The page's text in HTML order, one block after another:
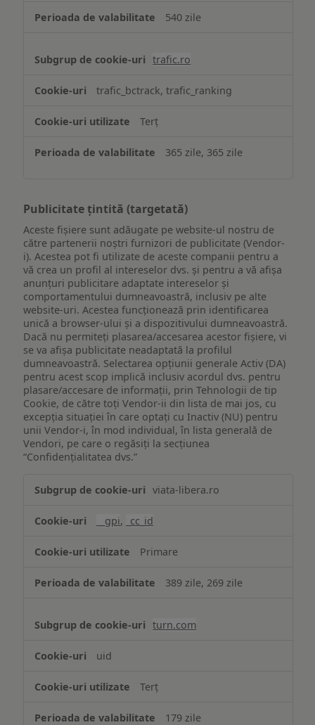
540 zile
trafic.ro
trafic_bctrack, trafic_ranking
Terț
365 zile, 365 zile
Publicitate țintită (targetată)
Aceste fișiere sunt adăugate pe website-ul nostru de
către partenerii noștri furnizori de publicitate (Vendor-
i). Acestea pot fi utilizate de aceste companii pentru a
vă crea un profil al intereselor dvs. și pentru a vă afișa
anunțuri publicitare adaptate intereselor și
comportamentului dumneavoastră, inclusiv pe alte
website-uri. Acestea funcționează prin identificarea
unică a browser-ului și a dispozitivului dumneavoastră.
Dacă nu permiteți plasarea/accesarea acestor fișiere, vi
se va afișa publicitate neadaptată la profilul
dumneavoastră. Selectarea opțiunii generale Activ (DA)
pentru acest scop implică inclusiv acordul dvs. pentru
plasare/accesare de informații, prin Tehnologii de tip
Cookie, de către toți Vendor-ii din lista de mai jos, cu
excepția situației în care optați cu Inactiv (NU) pentru
unii Vendor-i, în mod individual, în lista generală de
Vendori, pe care o regăsiți la secțiunea
“Confidențialitatea dvs.”
țintită
viata-libera.ro
__gpi, _cc_id
Primare
389 zile, 269 zile
turn.com
uid
Terț
179 zile